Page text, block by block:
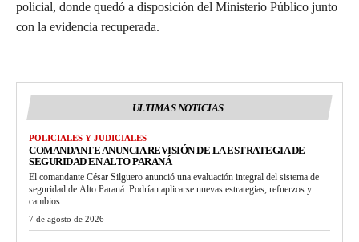
policial, donde quedó a disposición del Ministerio Público junto
con la evidencia recuperada.
ULTIMAS NOTICIAS
POLICIALES Y JUDICIALES
COMANDANTE ANUNCIA REVISIÓN DE LA ESTRATEGIA DE
SEGURIDAD EN ALTO PARANÁ
El comandante César Silguero anunció una evaluación integral del sistema de
seguridad de Alto Paraná. Podrían aplicarse nuevas estrategias, refuerzos y
cambios.
7 de agosto de 2026